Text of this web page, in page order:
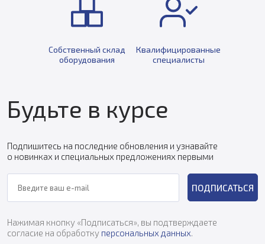
Собственный склад
оборудования
Квалифицированные
специалисты
Будьте в курсе
Подпишитесь на последние обновления и узнавайте
о новинках и специальных предложениях первыми
ПОДПИСАТЬСЯ
Нажимая кнопку «Подписаться», вы подтверждаете
согласие на обработку персональных данных.